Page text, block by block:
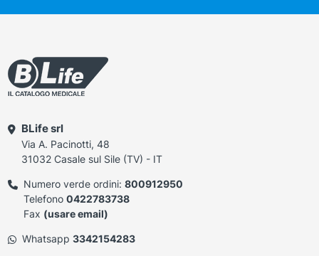
BLife srl
Via A. Pacinotti, 48
31032 Casale sul Sile (TV) - IT
Numero verde ordini: 800912950
Telefono 0422783738
Fax (usare email)
Whatsapp 3342154283